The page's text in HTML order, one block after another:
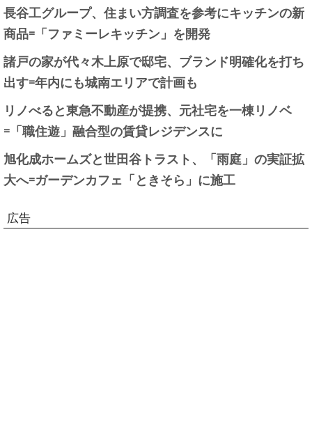
長谷工グループ、住まい方調査を参考にキッチンの新
商品=「ファミーレキッチン」を開発
諸戸の家が代々木上原で邸宅、ブランド明確化を打ち
出す=年内にも城南エリアで計画も
リノべると東急不動産が提携、元社宅を一棟リノベ
=「職住遊」融合型の賃貸レジデンスに
旭化成ホームズと世田谷トラスト、「雨庭」の実証拡
大へ=ガーデンカフェ「ときそら」に施工
広告